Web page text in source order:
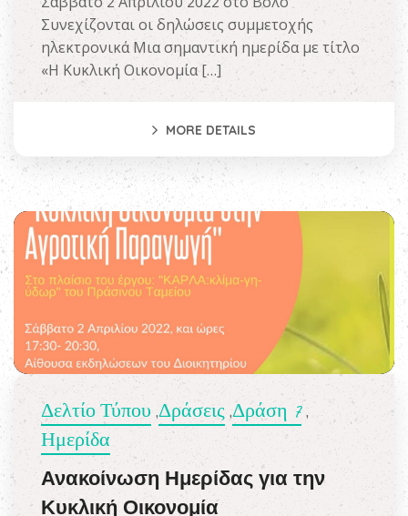
Συνεχίζονται οι δηλώσεις συμμετοχής
ηλεκτρονικά Μια σημαντική ημερίδα με τίτλο
«Η Κυκλική Οικονομία […]
MORE DETAILS
Δελτίο Τύπου ,Δράσεις ,Δράση 7,
Ημερίδα
Ανακοίνωση Ημερίδας για την
Κυκλική Οικονομία